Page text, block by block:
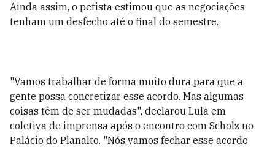
Ainda assim, o petista estimou que as negociações
tenham um desfecho até o final do semestre.
"Vamos trabalhar de forma muito dura para que a
gente possa concretizar esse acordo. Mas algumas
coisas têm de ser mudadas", declarou Lula em
coletiva de imprensa após o encontro com Scholz no
Palácio do Planalto. "Nós vamos fechar esse acordo